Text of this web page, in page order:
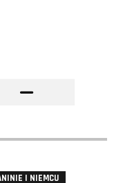
I NIEMCU